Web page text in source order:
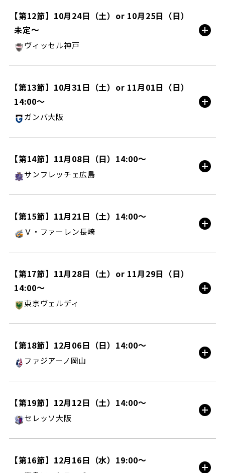
ＩＡＩスタジアム日本平/AWAY
【第12節】10月24日（土）or 10月25日（日）
未定〜
ヴィッセル神戸
ノエビアスタジアム神戸/AWAY
【第13節】10月31日（土）or 11月01日（日）
14:00〜
ガンバ大阪
町田ＧＩＯＮスタジアム/HOME
【第14節】11月08日（日）14:00〜
サンフレッチェ広島
町田ＧＩＯＮスタジアム/HOME
【第15節】11月21日（土）14:00〜
Ｖ・ファーレン長崎
町田ＧＩＯＮスタジアム/HOME
【第17節】11月28日（土）or 11月29日（日）
14:00〜
東京ヴェルディ
町田ＧＩＯＮスタジアム/HOME
【第18節】12月06日（日）14:00〜
ファジアーノ岡山
町田ＧＩＯＮスタジアム/HOME
【第19節】12月12日（土）14:00〜
セレッソ大阪
YANMAR HANASAKA STADIUM/AWAY
【第16節】12月16日（水）19:00〜